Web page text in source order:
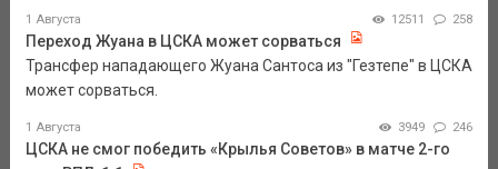
1 Августа 12511 258
Переход Жуана в ЦСКА может сорваться
Трансфер нападающего Жуана Сантоса из "Гезтепе" в ЦСКА
может сорваться.
1 Августа 3949 246
ЦСКА не смог победить «Крылья Советов» в матче 2-го